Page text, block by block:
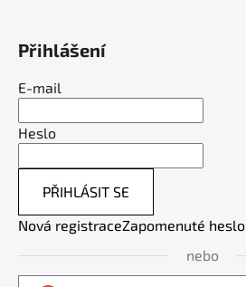
Přihlášení
E-mail
Heslo
PŘIHLÁSIT SE
Nová registraceZapomenuté heslo
nebo